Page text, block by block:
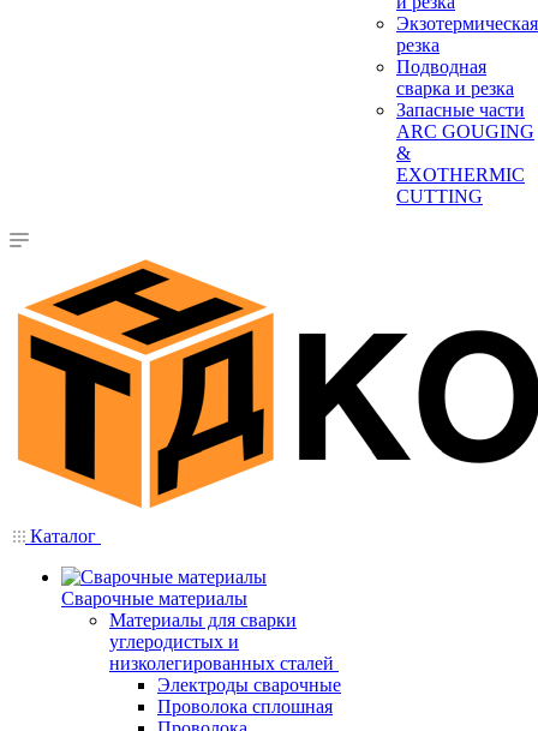
Экзотермическая
резка
Подводная
сварка и резка
Запасные части
ARC GOUGING
&
EXOTHERMIC
CUTTING
Каталог
Сварочные материалы
Материалы для сварки
углеродистых и
низколегированных сталей
Электроды сварочные
Проволока сплошная